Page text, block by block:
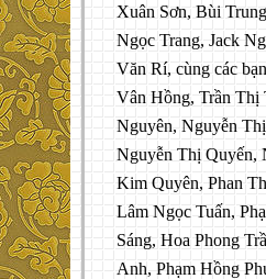
Xuân Sơn, Bùi
Ngọc Trang, Jack
Văn Rí, cùng các
Vân Hồng, Trần Thị
Nguyên, Nguyễn
Nguyễn Thị Quyến,
Kim Quyên, Phan
Lâm Ngọc Tuấn,
Sáng, Hoa Phong
Anh, Phạm Hồng